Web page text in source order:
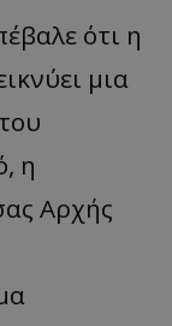
ότι η
μια
η
Αρχής